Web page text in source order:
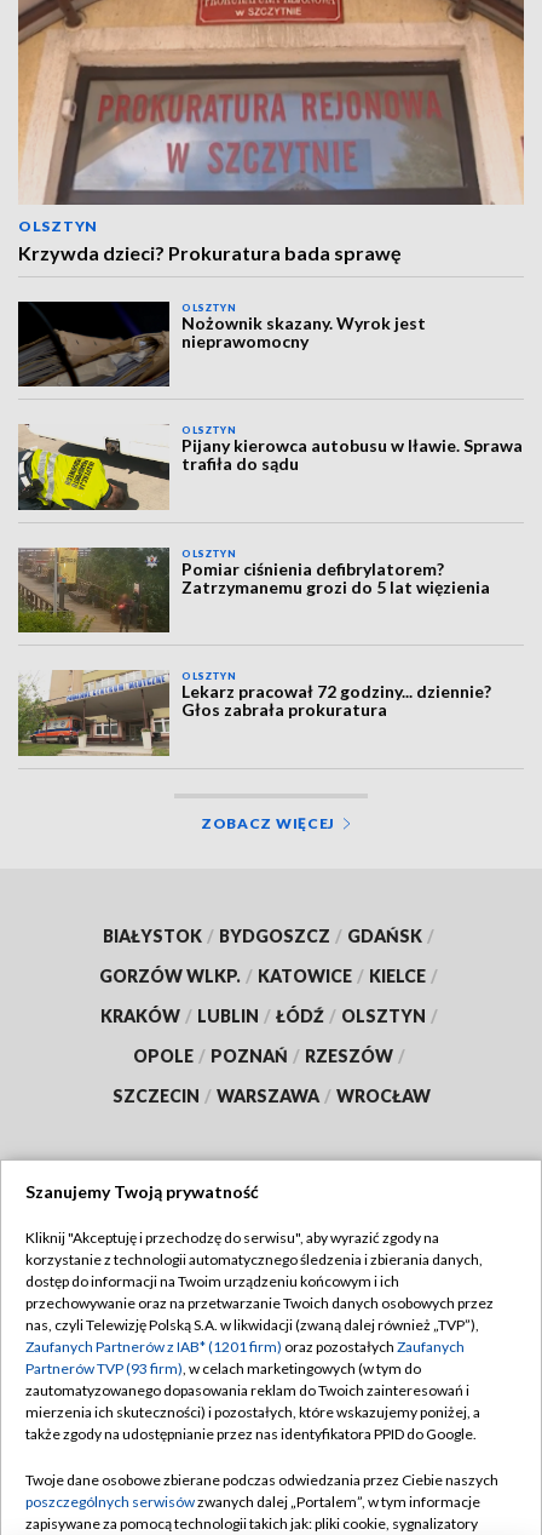
OLSZTYN
Krzywda dzieci? Prokuratura bada sprawę
OLSZTYN
Nożownik skazany. Wyrok jest
nieprawomocny
OLSZTYN
Pijany kierowca autobusu w Iławie. Sprawa
trafiła do sądu
OLSZTYN
Pomiar ciśnienia defibrylatorem?
Zatrzymanemu grozi do 5 lat więzienia
OLSZTYN
Lekarz pracował 72 godziny... dziennie?
Głos zabrała prokuratura
ZOBACZ WIĘCEJ
BIAŁYSTOK / BYDGOSZCZ / GDAŃSK /
GORZÓW WLKP. / KATOWICE / KIELCE /
KRAKÓW / LUBLIN / ŁÓDŹ / OLSZTYN /
OPOLE / POZNAŃ / RZESZÓW /
SZCZECIN / WARSZAWA / WROCŁAW
TVP
Abonament TVP
Emisja w TVP
Centrum informacji TVP
Naziemna Telewizja Cyfrowa
Rada Programowa
Regulamin TVP
Polityka prywatności
Moje zgody
Pomoc
Kontakt
Szanujemy Twoją prywatność
Kliknij "Akceptuję i przechodzę do serwisu", aby wyrazić zgody na
korzystanie z technologii automatycznego śledzenia i zbierania danych,
dostęp do informacji na Twoim urządzeniu końcowym i ich
przechowywanie oraz na przetwarzanie Twoich danych osobowych przez
nas, czyli Telewizję Polską S.A. w likwidacji (zwaną dalej również „TVP”),
Zaufanych Partnerów z IAB* (1201 firm) oraz pozostałych Zaufanych
Partnerów TVP (93 firm), w celach marketingowych (w tym do
zautomatyzowanego dopasowania reklam do Twoich zainteresowań i
mierzenia ich skuteczności) i pozostałych, które wskazujemy poniżej, a
także zgody na udostępnianie przez nas identyfikatora PPID do Google.
Twoje dane osobowe zbierane podczas odwiedzania przez Ciebie naszych
poszczególnych serwisówzwanych dalej „Portalem”, w tym informacje
zapisywane za pomocą technologii takich jak: pliki cookie, sygnalizatory